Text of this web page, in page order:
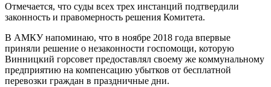
Отмечается, что суды всех трех инстанций подтвердили
законность и правомерность решения Комитета.
В АМКУ напоминаю, что в ноябре 2018 года впервые
приняли решение о незаконности госпомощи, которую
Винницкий горсовет предоставлял своему же коммунальному
предприятию на компенсацию убытков от бесплатной
перевозки граждан в праздничные дни.